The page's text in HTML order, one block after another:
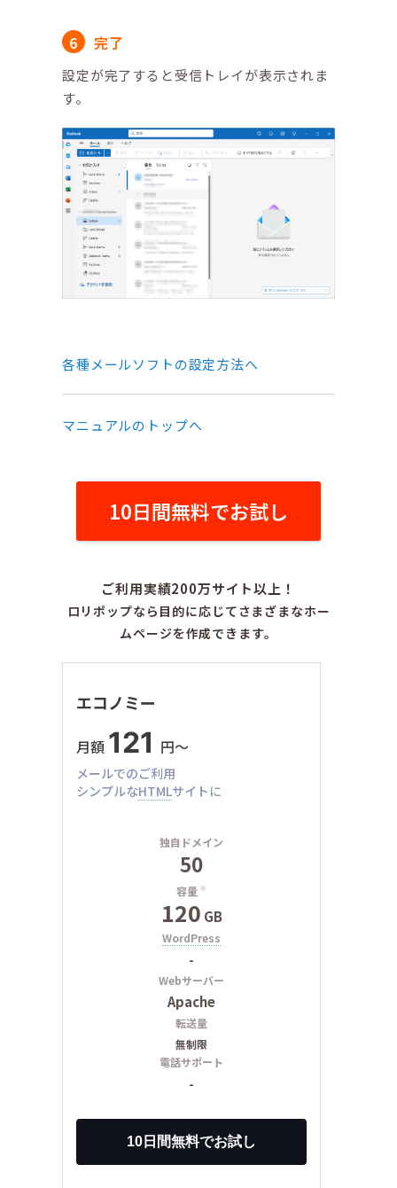
完了
設定が完了すると受信トレイが表示されま
す。
各種メールソフトの設定方法へ
マニュアルのトップへ
10日間無料でお試し
ご利用実績200万サイト以上！
ロリポップなら目的に応じてさまざまなホー
ムページを作成できます。
エコノミー
月額 121 円〜
メールでのご利用
シンプルなHTMLサイトに
独自ドメイン
50
容量 ※
120 GB
WordPress
-
Webサーバー
Apache
転送量
無制限
電話サポート
-